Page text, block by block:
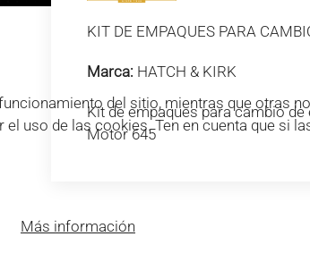
KIT DE EMPAQUES PARA
Marca: HATCH & KIRK
Kit de empaques para cambio
Motor 645
del sitio, mientras que otras
uso de las cookies. Ten en cuenta que si
Más información